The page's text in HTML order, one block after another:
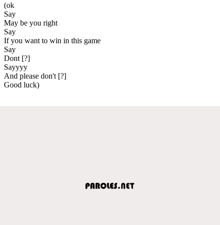
(ok
Say
May be you right
Say
If you want to win in this game
Say
Dont [?]
Sayyyy
And please don't [?]
Good luck)